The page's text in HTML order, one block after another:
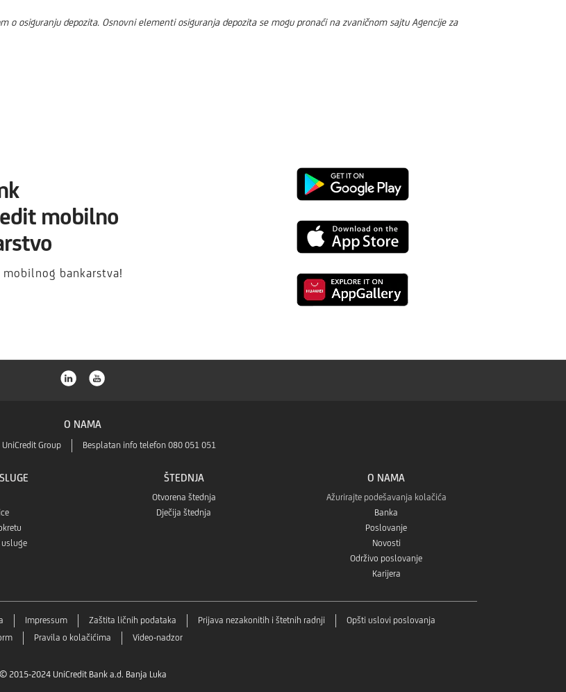
o osiguranju depozita. Osnovni elementi osiguranja depozita se mogu pronaći na zvaničnom sajtu Agencije za
mobilno
bankarstva!
Google
Play
App
Store
Huawei
O NAMA
UniCredit Group Besplatan info telefon 080 051 051
ŠTEDNJA
Otvorena štednja
Dječija štednja
O NAMA
Ažurirajte podešavanja kolačića
Banka
Poslovanje
Novosti
Održivo poslovanje
Karijera
Impressum Zaštita ličnih podataka Prijava nezakonitih i štetnih radnji
Opšti uslovi poslovanja
Pravila o kolačićima Video-nadzor
© 2015-2024 UniCredit Bank a.d. Banja Luka